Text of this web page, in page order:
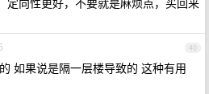
40
如果说是隔一层楼导致的 这种有用